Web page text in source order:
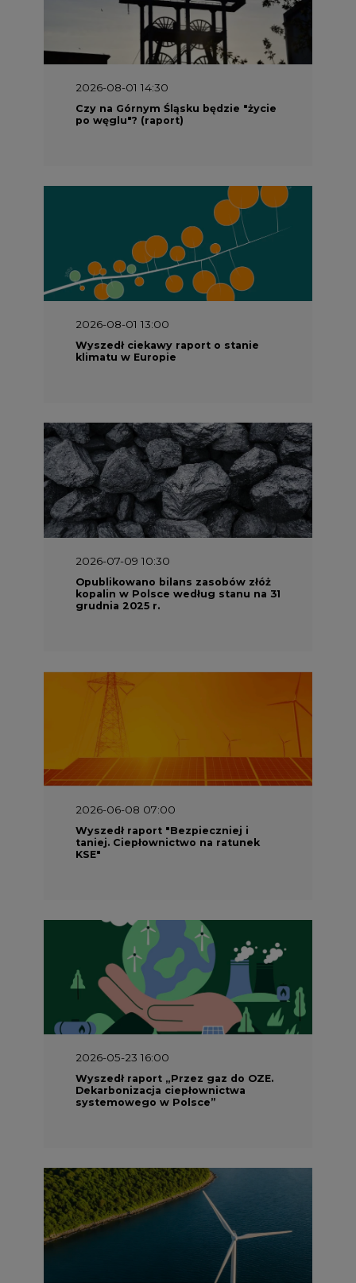
2026-08-01 14:30
Czy na Górnym Śląsku będzie "życie
po węglu"? (raport)
2026-08-01 13:00
Wyszedł ciekawy raport o stanie
klimatu w Europie
2026-07-09 10:30
Opublikowano bilans zasobów złóż
kopalin w Polsce według stanu na 31
2026-06-08 07:00
taniej. Ciepłownictwo na ratunek
2026-05-23 16:00
Wyszedł raport „Przez gaz do OZE.
Dekarbonizacja ciepłownictwa
Koszty transformacji energetyki w
Polsce do 2040 roku – sprawdzamy